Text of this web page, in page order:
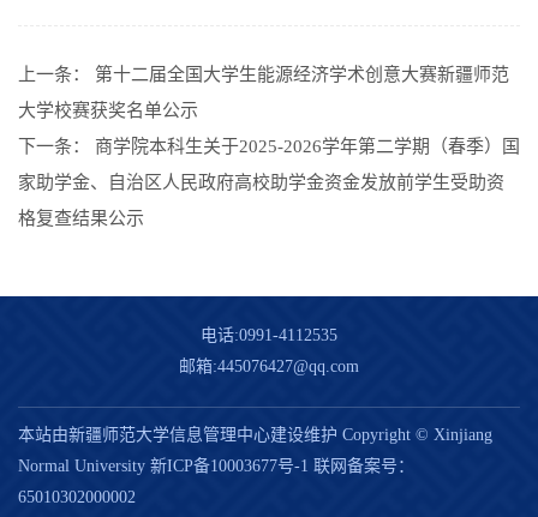
上一条： 第十二届全国大学生能源经济学术创意大赛新疆师范
大学校赛获奖名单公示
下一条： 商学院本科生关于2025-2026学年第二学期（春季）国
家助学金、自治区人民政府高校助学金资金发放前学生受助资
格复查结果公示
电话:0991-4112535
邮箱:445076427@qq.com
本站由新疆师范大学信息管理中心建设维护 Copyright © Xinjiang
Normal University 新ICP备10003677号-1 联网备案号：
65010302000002